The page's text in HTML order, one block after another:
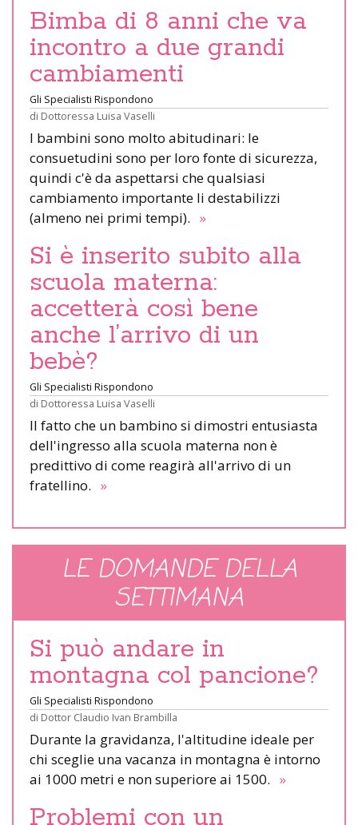
Bimba di 8 anni che va
incontro a due grandi
cambiamenti
Gli Specialisti Rispondono
di Dottoressa Luisa Vaselli
I bambini sono molto abitudinari: le
consuetudini sono per loro fonte di sicurezza,
quindi c'è da aspettarsi che qualsiasi
cambiamento importante li destabilizzi
(almeno nei primi tempi). »
Si è inserito subito alla
scuola materna:
accetterà così bene
anche l’arrivo di un
bebè?
Gli Specialisti Rispondono
di Dottoressa Luisa Vaselli
Il fatto che un bambino si dimostri entusiasta
dell'ingresso alla scuola materna non è
predittivo di come reagirà all'arrivo di un
fratellino. »
LE DOMANDE DELLA
SETTIMANA
Si può andare in
montagna col pancione?
Gli Specialisti Rispondono
di Dottor Claudio Ivan Brambilla
Durante la gravidanza, l'altitudine ideale per
chi sceglie una vacanza in montagna è intorno
ai 1000 metri e non superiore ai 1500. »
Problemi con un